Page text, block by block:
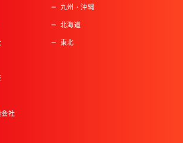
社
九州・沖縄
北海道
東北